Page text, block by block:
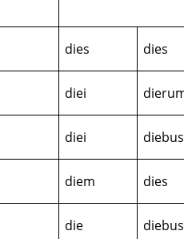
dies dies
diei
diei diebus
diem dies
die diebus